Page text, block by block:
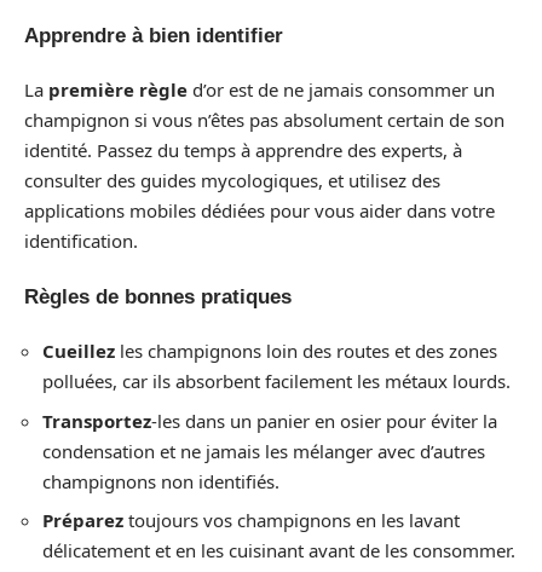
Apprendre à bien identifier
La première règle d’or est de ne jamais consommer un
champignon si vous n’êtes pas absolument certain de son
identité. Passez du temps à apprendre des experts, à
consulter des guides mycologiques, et utilisez des
applications mobiles dédiées pour vous aider dans votre
identification.
Règles de bonnes pratiques
Cueillez les champignons loin des routes et des zones
polluées, car ils absorbent facilement les métaux lourds.
Transportez-les dans un panier en osier pour éviter la
condensation et ne jamais les mélanger avec d’autres
champignons non identifiés.
Préparez toujours vos champignons en les lavant
délicatement et en les cuisinant avant de les consommer.